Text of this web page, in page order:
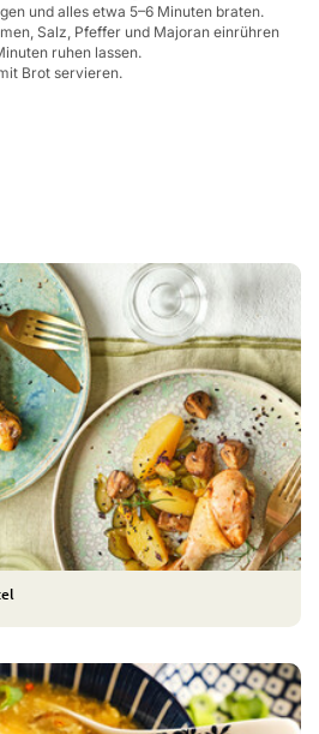
und alles etwa 5–6 Minuten braten.
Salz, Pfeffer und Majoran einrühren
ruhen lassen.
Brot servieren.